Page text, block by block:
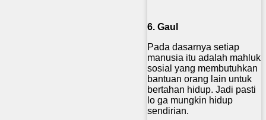
6. Gaul
Pada dasarnya setiap
manusia itu adalah mahluk
sosial yang membutuhkan
bantuan orang lain untuk
bertahan hidup. Jadi pasti
lo ga mungkin hidup
sendirian.